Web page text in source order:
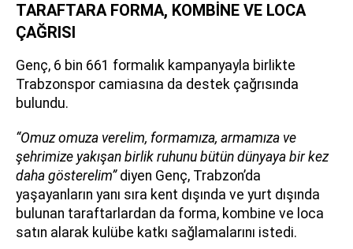
TARAFTARA FORMA, KOMBİNE VE LOCA
ÇAĞRISI
Genç, 6 bin 661 formalık kampanyayla birlikte
Trabzonspor camiasına da destek çağrısında
bulundu.
“Omuz omuza verelim, formamıza, armamıza ve
şehrimize yakışan birlik ruhunu bütün dünyaya bir kez
daha gösterelim”diyen Genç, Trabzon’da
yaşayanların yanı sıra kent dışında ve yurt dışında
bulunan taraftarlardan da forma, kombine ve loca
satın alarak kulübe katkı sağlamalarını istedi.